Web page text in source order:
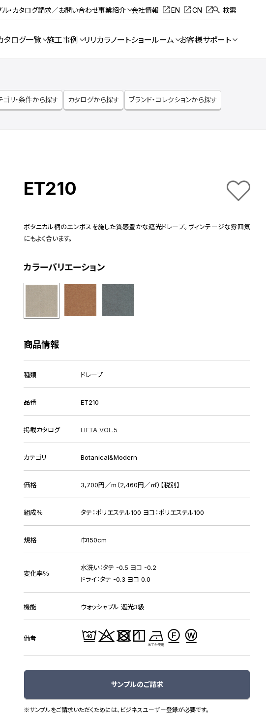
ル・カタログ請求／お問い合わせ事業紹介 会社情報 EN CN 検索
タログ一覧 施工事例 リリカラノートショールーム お客様サポート
ゴリ・条件から探す カタログから探す ブランド・コレクションから探す
施工例画像 1
ET210
ボタニカル柄のエンボスを施した質感豊かな遮光ドレープ。ヴィンテージな雰囲気
にもよく合います。
カラーバリエーション
商品情報
種類 ドレープ
品番 ET210
掲載カタログ LIETA VOL.5
カテゴリ Botanical&Modern
価格 3,700円／m（2,460円／㎡）【税別】
組成％ タテ：ポリエステル100 ヨコ：ポリエステル100
規格 巾150cm
変化率％
水洗い：タテ -0.5 ヨコ -0.2
ドライ：タテ -0.3 ヨコ 0.0
機能 ウォッシャブル 遮光3級
備考
サンプルのご請求
※サンプルをご請求いただくためには、ビジネスユーザー登録が必要です。